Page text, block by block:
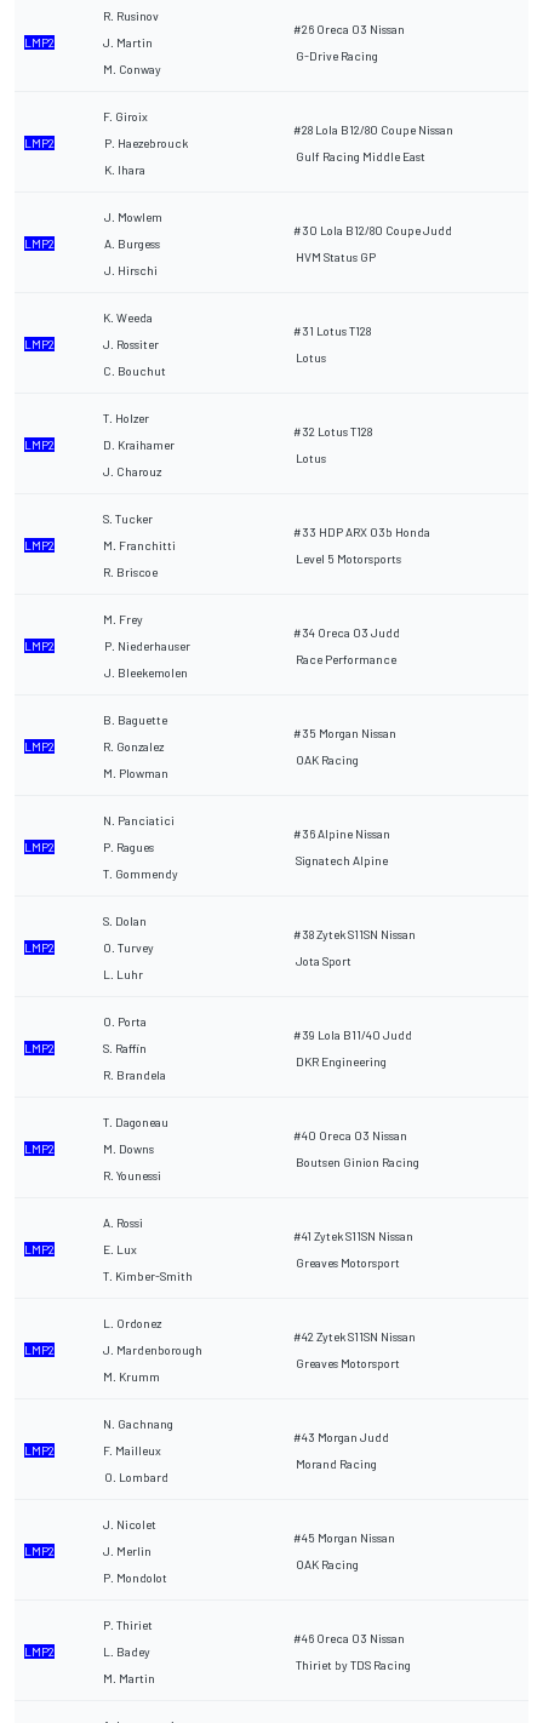
LMP2
R. Rusinov
J. Martin
M. Conway
#26 Oreca 03 Nissan
G-Drive Racing
LMP2
F. Giroix
P. Haezebrouck
K. Ihara
#28 Lola B12/80 Coupe Nissan
Gulf Racing Middle East
LMP2
J. Mowlem
A. Burgess
J. Hirschi
#30 Lola B12/80 Coupe Judd
HVM Status GP
LMP2
K. Weeda
J. Rossiter
C. Bouchut
#31 Lotus T128
Lotus
LMP2
T. Holzer
D. Kraihamer
J. Charouz
#32 Lotus T128
Lotus
LMP2
S. Tucker
M. Franchitti
R. Briscoe
#33 HDP ARX 03b Honda
Level 5 Motorsports
LMP2
M. Frey
P. Niederhauser
J. Bleekemolen
#34 Oreca 03 Judd
Race Performance
LMP2
B. Baguette
R. Gonzalez
M. Plowman
#35 Morgan Nissan
OAK Racing
LMP2
N. Panciatici
P. Ragues
T. Gommendy
#36 Alpine Nissan
Signatech Alpine
LMP2
S. Dolan
O. Turvey
L. Luhr
#38 Zytek S11SN Nissan
Jota Sport
LMP2
O. Porta
S. Raffin
R. Brandela
#39 Lola B11/40 Judd
DKR Engineering
LMP2
T. Dagoneau
M. Downs
R. Younessi
#40 Oreca 03 Nissan
Boutsen Ginion Racing
LMP2
A. Rossi
E. Lux
T. Kimber-Smith
#41 Zytek S11SN Nissan
Greaves Motorsport
LMP2
L. Ordonez
J. Mardenborough
M. Krumm
#42 Zytek S11SN Nissan
Greaves Motorsport
LMP2
N. Gachnang
F. Mailleux
O. Lombard
#43 Morgan Judd
Morand Racing
LMP2
J. Nicolet
J. Merlin
P. Mondolot
#45 Morgan Nissan
OAK Racing
LMP2
P. Thiriet
L. Badey
M. Martin
#46 Oreca 03 Nissan
Thiriet by TDS Racing